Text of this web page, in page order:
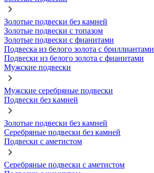
Золотые подвески без камней
Золотые подвески с топазом
Золотые подвески с фианитами
Подвеска из белого золота с бриллиантами
Подвески из белого золота с фианитами
Мужские подвески
Мужские серебряные подвески
Подвески без камней
Золотые подвески без камней
Серебряные подвески без камней
Подвески с аметистом
Серебряные подвески с аметистом